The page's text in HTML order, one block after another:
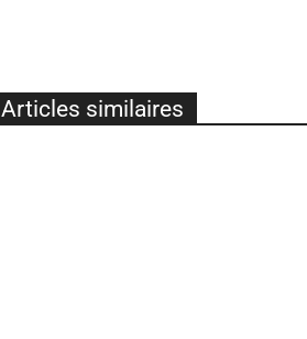
Articles similaires